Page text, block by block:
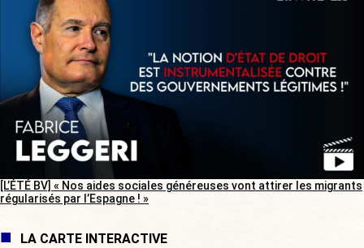
[L’ÉTÉ BV] « Nos aides sociales généreuses vont attirer les migrants
régularisés par l’Espagne ! »
LA CARTE INTERACTIVE